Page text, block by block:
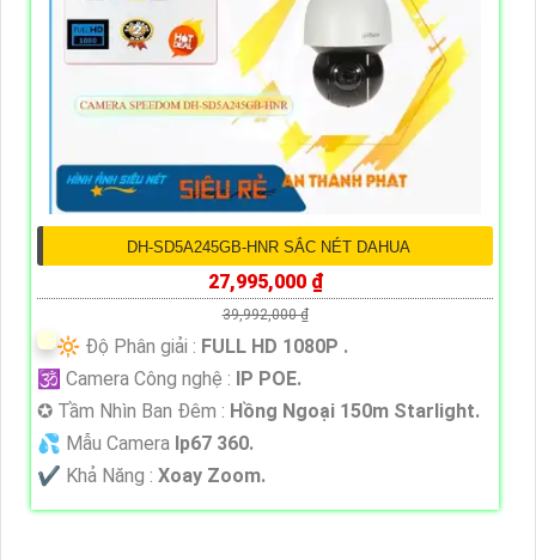
DH-SD5A245GB-HNR SẮC NÉT DAHUA
27,995,000 ₫
39,992,000 ₫
🔆 Độ Phân giải : FULL HD 1080P .
🕉️ Camera Công nghệ : IP POE.
✪ Tầm Nhìn Ban Đêm : Hồng Ngoại 150m Starlight.
💦 Mẫu Camera Ip67 360.
️✔️ Khả Năng : Xoay Zoom.